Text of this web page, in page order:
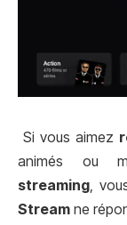
Si vous aimez
animés ou
streaming ,
Stream ne